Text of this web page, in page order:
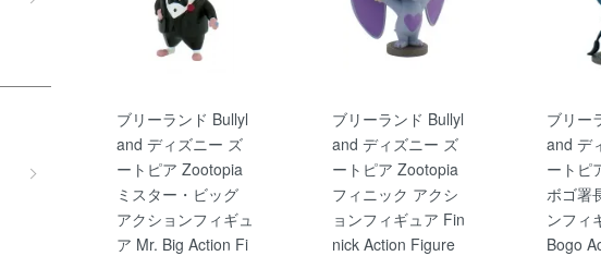
ブリーランド Bullyl
and ディズニー ズ
ートピア Zootopia
ミスター・ビッグ
アクションフィギュ
ア Mr. Big Action Fi
ブリーランド Bullyl
and ディズニー ズ
ートピア Zootopia
フィニック アクシ
ョンフィギュア Fin
nick Action Figure
ブリー
and デ
ートピ
ボゴ署
ンフィ
Bogo